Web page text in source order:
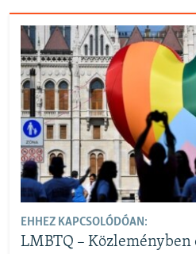
EHHEZ KAPCSOLÓDÓAN:
LMBTQ –